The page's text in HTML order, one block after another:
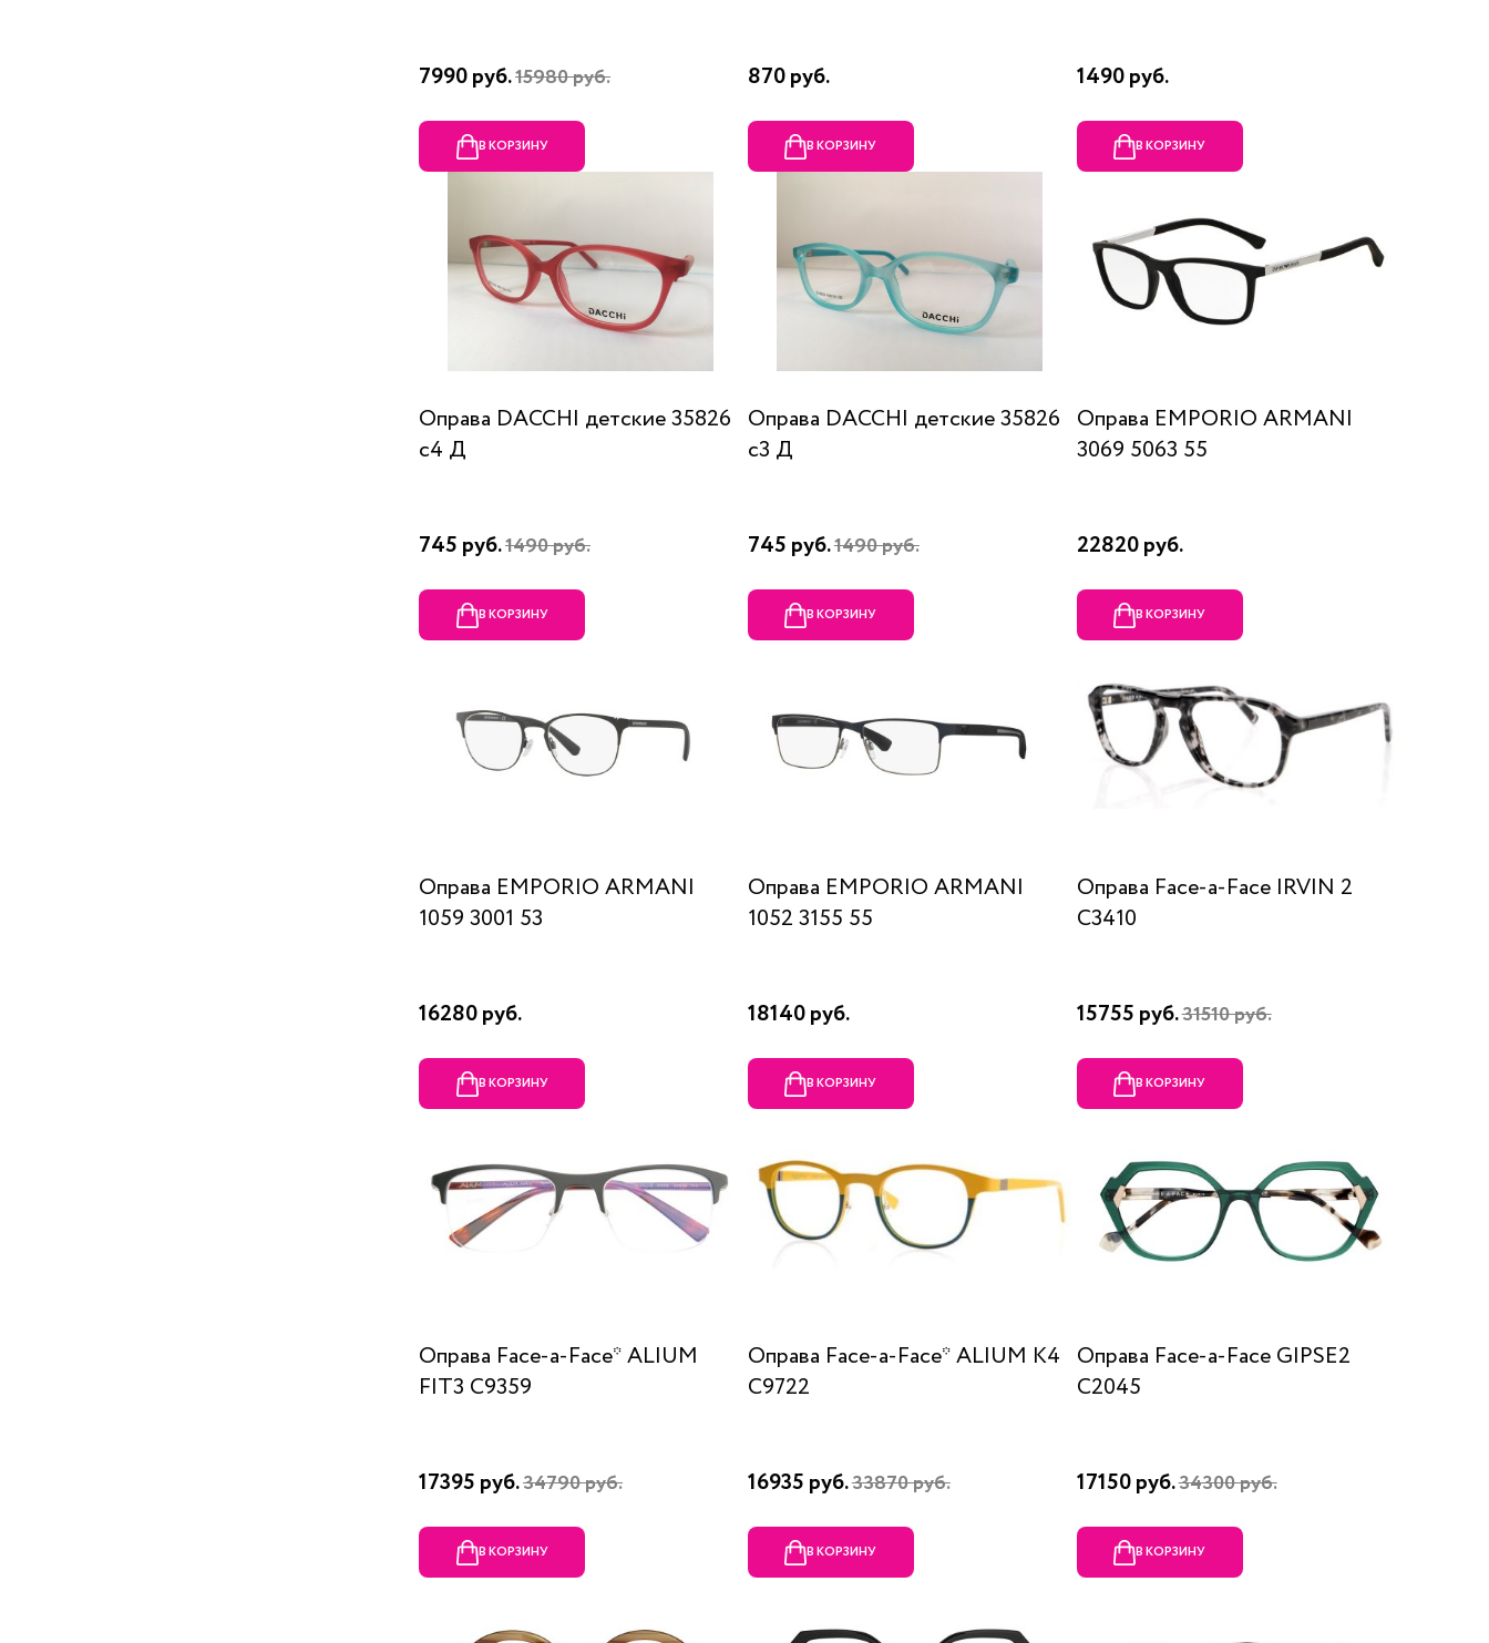
7990 руб.15980 руб.
В КОРЗИНУ
870 руб.
В КОРЗИНУ
1490 руб.
В КОРЗИНУ
Оправа DACCHI детские 35826
c4 Д
745 руб.1490 руб.
В КОРЗИНУ
Оправа DACCHI детские 35826
c3 Д
745 руб.1490 руб.
В КОРЗИНУ
Оправа EMPORIO ARMANI
3069 5063 55
22820 руб.
В КОРЗИНУ
Оправа EMPORIO ARMANI
1059 3001 53
16280 руб.
В КОРЗИНУ
Оправа EMPORIO ARMANI
1052 3155 55
18140 руб.
В КОРЗИНУ
Оправа Face-a-Face IRVIN 2
C3410
15755 руб.31510 руб.
В КОРЗИНУ
Оправа Face-a-Face* ALIUM
FIT3 C9359
17395 руб.34790 руб.
В КОРЗИНУ
Оправа Face-a-Face* ALIUM K4
C9722
16935 руб.33870 руб.
В КОРЗИНУ
Оправа Face-a-Face GIPSE2
C2045
17150 руб.34300 руб.
В КОРЗИНУ